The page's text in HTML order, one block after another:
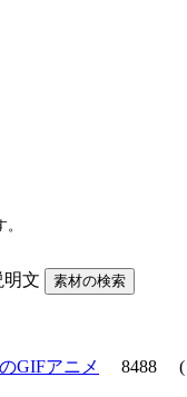
明文
GIFアニメ 8488 (